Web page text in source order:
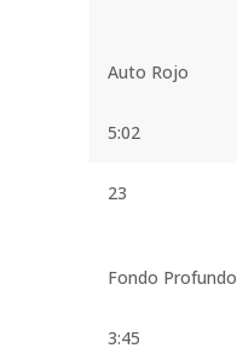
Auto Rojo
5:02
23
Fondo Profundo
3:45